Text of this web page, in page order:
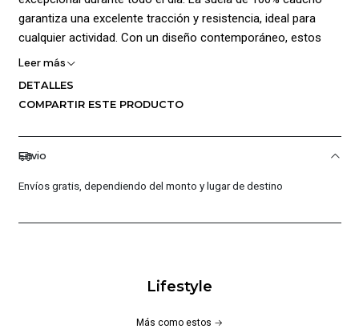
garantiza una excelente tracción y resistencia, ideal para
cualquier actividad. Con un diseño contemporáneo, estos
tenis son perfectos para el uso diario y para destacar en
¡Ventajas de Comprar en Pacific Sport Colombia!:
Calidad Garantizada.
Distribuidores Autorizados.
Confianza Total.
Preguntas Frecuentes
Sí, todos nuestros productos son 100% originales. Somos
distribuidores autorizados de la marca, garantizando
autenticidad en cada compra.
Leer más
DETALLES
COMPARTIR ESTE PRODUCTO
Envio
Envíos gratis, dependiendo del monto y lugar de destino
Lifestyle
Más como estos